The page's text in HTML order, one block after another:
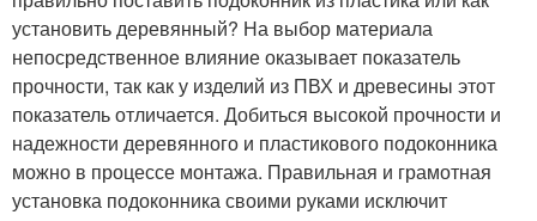
установить деревянный? На выбор материала
непосредственное влияние оказывает показатель
прочности, так как у изделий из ПВХ и древесины этот
показатель отличается. Добиться высокой прочности и
надежности деревянного и пластикового подоконника
можно в процессе монтажа. Правильная и грамотная
установка подоконника своими руками исключит